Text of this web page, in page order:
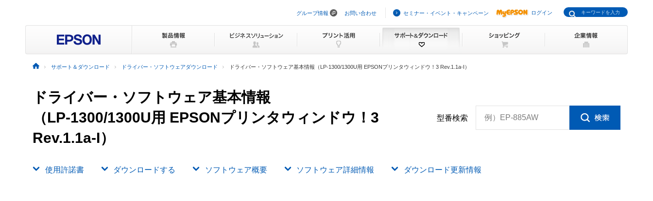
ビ
ョ
を
グループ情報 お問い合わせ セミナー・イベント・キャンペーン ログイン
サポート＆ダウンロード ドライバー・ソフトウェアダウンロード ドライバー・ソフトウェア基本情報（LP-1300/1300U用 EPSONプリンタウィンドウ！3 Rev.1.1a-I）
ドライバー・ソフトウェア基本情報
（LP-1300/1300U用 EPSONプリンタウィンドウ！3
Rev.1.1a-I）
型番検索 例）EP-885AW
使用許諾書 ダウンロードする ソフトウェア概要 ソフトウェア詳細情報 ダウンロード更新情報